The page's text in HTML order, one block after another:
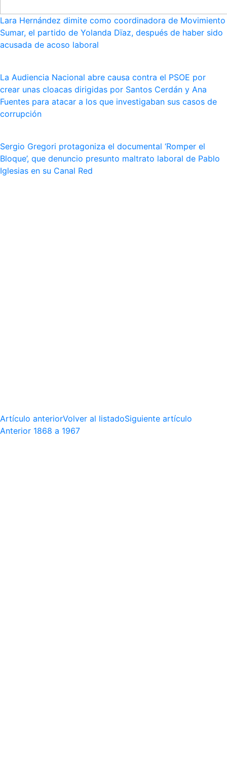
Lara Hernández dimite como coordinadora de Movimiento
Sumar, el partido de Yolanda Dïaz, después de haber sido
acusada de acoso laboral
La Audiencia Nacional abre causa contra el PSOE por
crear unas cloacas dirigidas por Santos Cerdán y Ana
Fuentes para atacar a los que investigaban sus casos de
corrupción
Sergio Gregori protagoniza el documental ‘Romper el
Bloque’, que denuncio presunto maltrato laboral de Pablo
Iglesias en su Canal Red
Artículo anteriorVolver al listadoSiguiente artículo
Anterior 1868 a 1967